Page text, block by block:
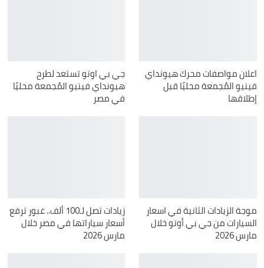
اعلان مواصفات محرك هيونداي
فينيو المُجمعة محليًا قبل
إطلاقها
جي بي اوتو تستعد لطرح
هيونداي فينيو المُجمعة محليًا
في مصر
موجة الزيادات الثانية في اسعار
السيارات من جي بي أوتو خلال
مارس 2026
زيادات تصل لـ100 ألف.. غبور ترفع
أسعار سياراتها في مصر خلال
مارس 2026